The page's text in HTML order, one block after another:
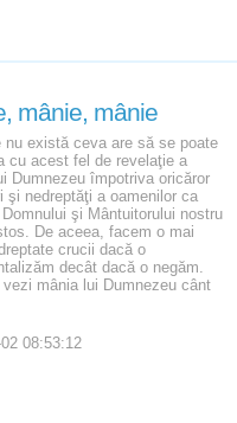
mânie, mânie
nu există ceva are să se poate
cu acest fel de revelaţie a
Dumnezeu împotriva oricăror
şi nedreptăţi a oamenilor ca
şi Mântuitorului nostru
De aceea, facem o mai
crucii dacă o
decât dacă o negăm.
vezi mânia lui Dumnezeu cânt
08:53:12